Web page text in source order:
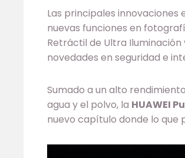
Las principales
nuevas funciones en
Retráctil de Ultra
novedades en seguridad e
Sumado a un alto
agua y el polvo, la HUAWEI
nuevo capítulo donde lo que